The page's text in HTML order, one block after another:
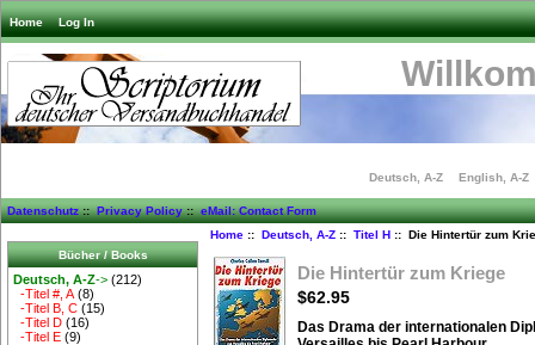
Home Log In
Deutsch, A-Z English, A-Z
Datenschutz::Privacy Policy::eMail: Contact Form
Bücher / Books
Deutsch, A-Z-> (212)
-Titel #, A (8)
-Titel B, C (15)
-Titel D (16)
-Titel E (9)
Home:: Deutsch, A-Z:: Titel H:: Die Hintertür zum
Die Hintertür zum Kriege
$62.95
Das Drama der internationalen